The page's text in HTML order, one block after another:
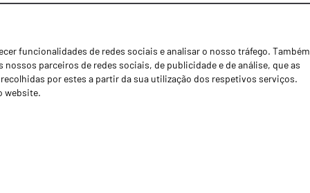
funcionalidades de redes sociais e analisar o nosso tráfego. Também
parceiros de redes sociais, de publicidade e de análise, que as
por estes a partir da sua utilização dos respetivos serviços.
website.
Notícias
Concessionários